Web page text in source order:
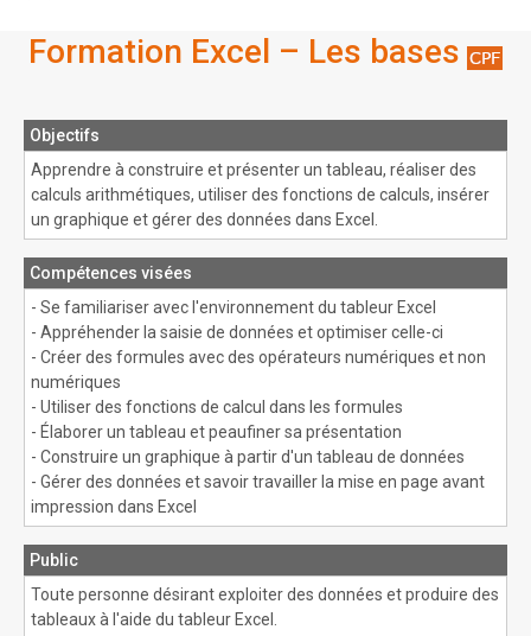
Formation Excel – Les bases
Objectifs
Apprendre à construire et présenter un tableau, réaliser des
calculs arithmétiques, utiliser des fonctions de calculs, insérer
un graphique et gérer des données dans Excel.
Compétences visées
- Se familiariser avec l'environnement du tableur Excel
- Appréhender la saisie de données et optimiser celle-ci
- Créer des formules avec des opérateurs numériques et non
numériques
- Utiliser des fonctions de calcul dans les formules
- Élaborer un tableau et peaufiner sa présentation
- Construire un graphique à partir d'un tableau de données
- Gérer des données et savoir travailler la mise en page avant
impression dans Excel
Public
Toute personne désirant exploiter des données et produire des
tableaux à l'aide du tableur Excel.